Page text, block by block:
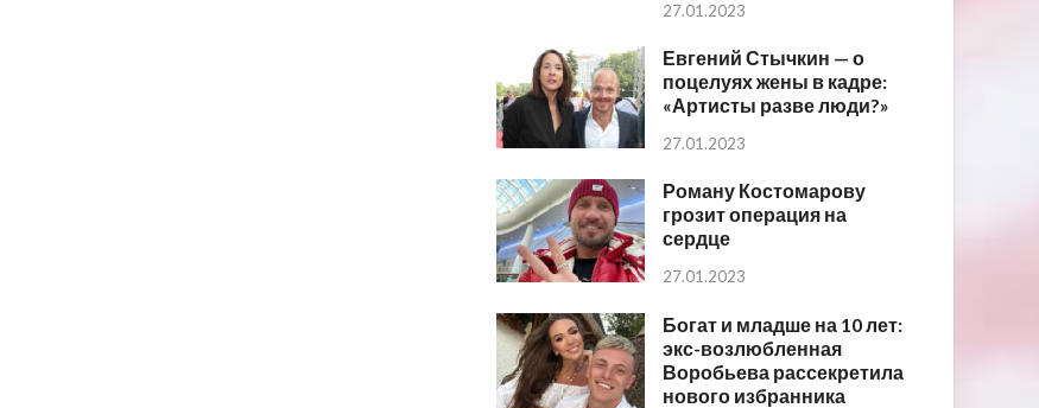
27.01.2023
Евгений Стычкин — о
поцелуях жены в кадре:
«Артисты разве люди?»
27.01.2023
Роману Костомарову
грозит операция на
сердце
27.01.2023
Богат и младше на 10 лет:
экс-возлюбленная
Воробьева рассекретила
нового избранника